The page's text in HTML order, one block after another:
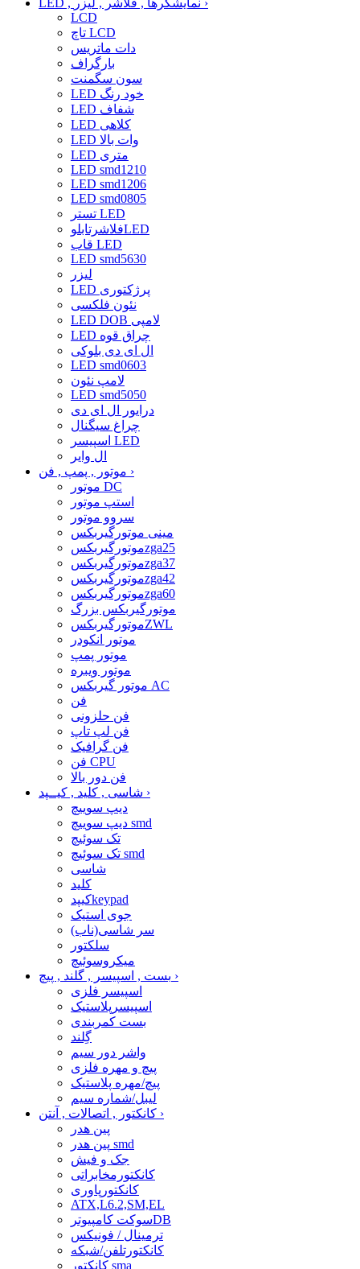
›
LCD
تاچ LCD
دات ماتریس
بارگراف
سون سگمنت
LED خود رنگ
LED شفاف
LED کلاهی
LED وات بالا
LED متری
LED smd1210
LED smd1206
LED smd0805
تستر LED
فلاشرتابلوLED
قاب LED
LED smd5630
لیزر
LED پرژکتوری
نئون فلکسی
LED DOB لامپی
LED چراق قوه
ال ای دی بلوکی
LED smd0603
لامپ نئون
LED smd5050
درایور ال ای دی
چراغ سیگنال
اسپیسر LED
ال وایر
›
موتور DC
استپ موتور
سروو موتور
مینی موتورگیربکس
موتورگیربکسzga25
موتورگیربکسzga37
موتورگیربکسzga42
موتورگیربکسzga60
موتورگیربکس بزرگ
موتورگیربکسZWL
موتور انکودر
موتور پمپ
موتور ویبره
موتور گیربکس AC
فن
فن حلزونی
فن لپ تاپ
فن گرافیک
فن CPU
فن دور بالا
›
دیپ سوییچ
دیپ سوییچ smd
تک سوئیچ
تک سوئیچ smd
شاسی
کلید
کیپدkeypad
جوی استیک
سر شاسی(ناب)
سلکتور
میکروسوئیچ
›
اسپیسر فلزی
اسپیسرپلاستیک
بست کمربندی
گِلند
واشر دور سیم
پیچ و مهره فلزی
پیچ/مهره پلاستیک
لیبل/شماره سیم
›
پین هدر
پین هدر smd
جک و فیش
کانکتورمخابراتی
کانکتورپاوری
ATX,L6.2,SM,EL
سوکت کامپیوترDB
ترمینال / فونیکس
کانکتورتلفن/شبکه
کانکتور sma